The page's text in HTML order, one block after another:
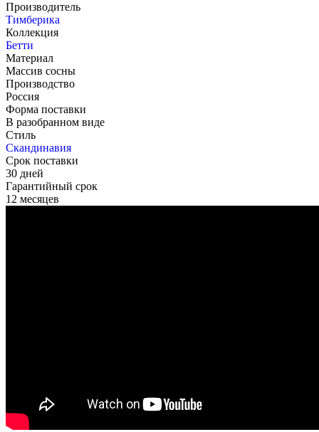
Производитель
Тимберика
Коллекция
Бетти
Материал
Массив сосны
Производство
Россия
Форма поставки
В разобранном виде
Стиль
Скандинавия
Срок поставки
30 дней
Гарантийный срок
12 месяцев